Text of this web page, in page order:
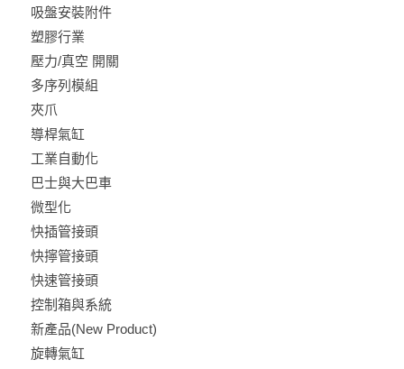
吸盤安裝附件
塑膠行業
壓力/真空 開關
多序列模組
夾爪
導桿氣缸
工業自動化
巴士與大巴車
微型化
快插管接頭
快擰管接頭
快速管接頭
控制箱與系統
新產品(New Product)
旋轉氣缸